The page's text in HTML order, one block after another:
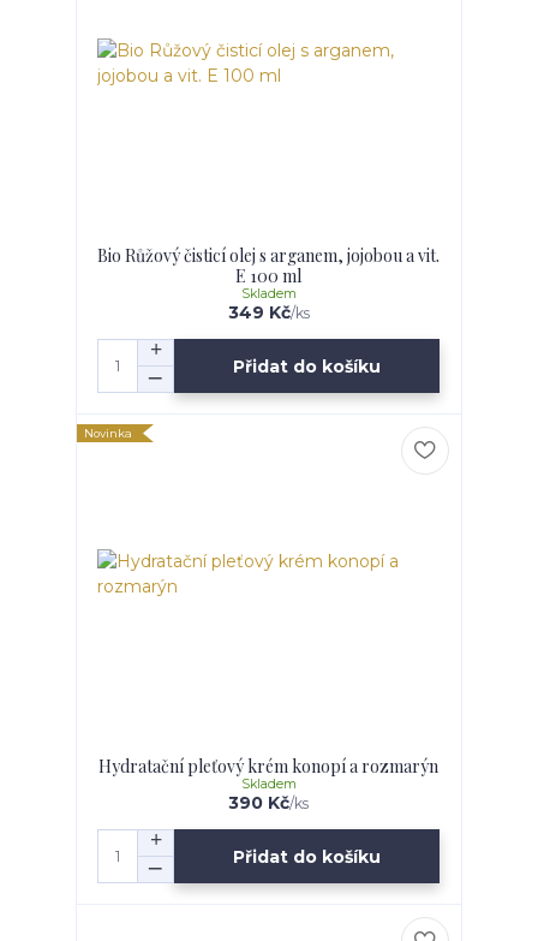
Bio Růžový čisticí olej s arganem, jojobou a vit.
E 100 ml
349 Kč/ks
Skladem
Přidat do košíku
Novinka
Hydratační pleťový krém konopí a rozmarýn
390 Kč/ks
Skladem
Přidat do košíku